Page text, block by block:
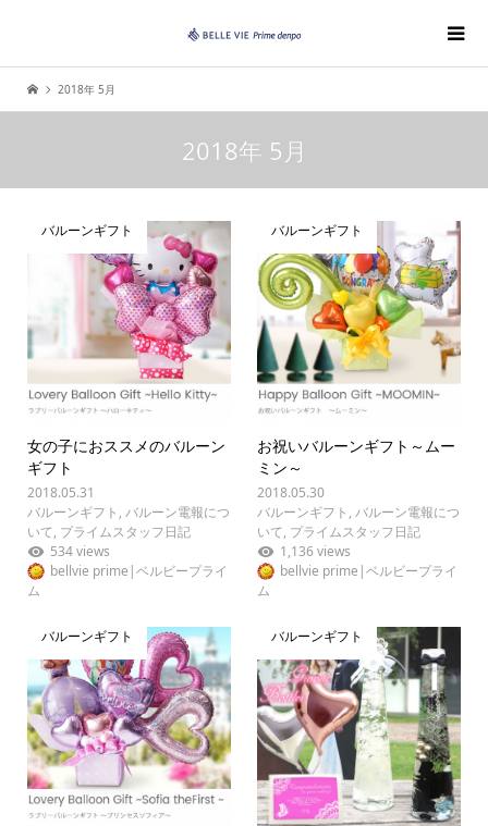
2018年 5月
2018年 5月
バルーンギフト
女の子におススメのバルーン
ギフト
2018.05.31
バルーンギフト , バルーン電報につ
いて, プライムスタッフ日記
534 views
bellvie prime|ベルビープライ
ム
バルーンギフト
お祝いバルーンギフト～ムー
ミン～
2018.05.30
バルーンギフト ,バルーン電報につ
いて, プライムスタッフ日記
1,136 views
bellvie prime|ベルビープライ
ム
バルーンギフト バルーンギフト